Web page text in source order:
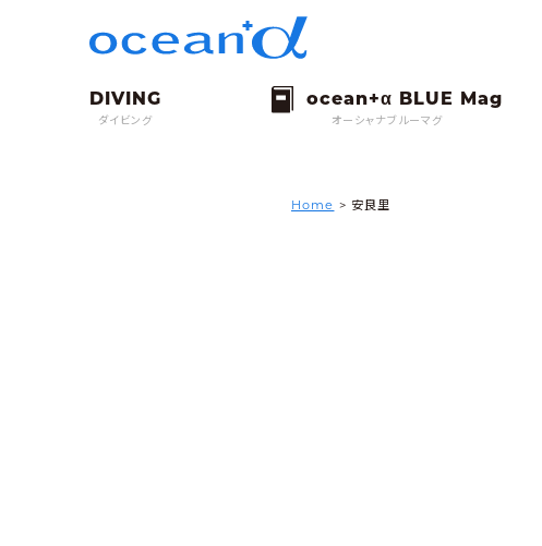
ダイビング オーシャナブルーマグ
Home > 安良里